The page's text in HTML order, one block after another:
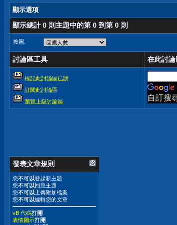
顯示選項
顯示總計 0 則主題中的第 0 到第 0 則
按照:
討論區工具 在此討
標記此討論區已讀
訂閱此討論區
瀏覽上級討論區
自訂搜
發表文章規則
您不可以發起新主題
您不可以回應主題
您不可以 上傳附加檔案
您不可以編輯您的文章
vB 代碼打開
表情圖示打開